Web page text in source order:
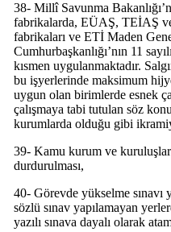
38- Millî Savunma
fabrikalarda, EÜAŞ, TEİAŞ
fabrikaları ve ETİ Maden
Cumhurbaşkanlığı’nın 11
kısmen uygulanmaktadır.
bu işyerlerinde maksimum
uygun olan birimlerde esnek
çalışmaya tabi tutulan söz
kurumlarda olduğu gibi
39- Kamu kurum ve
durdurulması,
40- Görevde yükselme sınavı
sözlü sınav yapılamayan
yazılı sınava dayalı olarak